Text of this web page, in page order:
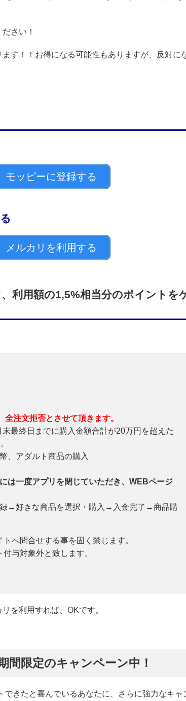
さい！
す！！お得になる可能性もありますが、反対に
モッピーに登録する
メルカリを利用する
利用額の1,5%相当分のポイントを
注文拒否とさせて頂きます。
最終日までに購入金額合計が20万円を超えた
、アダルト商品の購入
は一度アプリを閉じていただき、WEBページ
→好きな商品を選択・購入→入金完了→商品購
へ問合せする事を固く禁じます。
与対象外と致します。
を利用すれば、OKです。
間限定のキャンペーン中！
きたと喜んでいるあなたに、さらに強力なキャ